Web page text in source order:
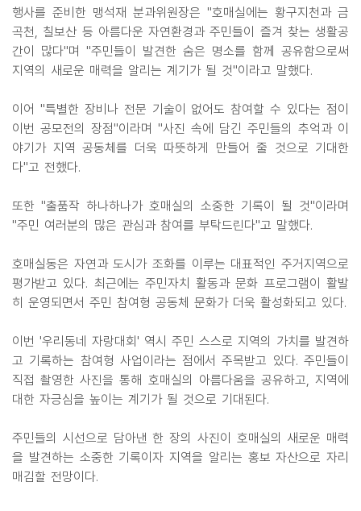
행사를 준비한 맹석재 분과위원장은 "호매실에는 황구지천과 금
곡천, 칠보산 등 아름다운 자연환경과 주민들이 즐겨 찾는 생활공
간이 많다"며 "주민들이 발견한 숨은 명소를 함께 공유함으로써
지역의 새로운 매력을 알리는 계기가 될 것"이라고 말했다.
이어 "특별한 장비나 전문 기술이 없어도 참여할 수 있다는 점이
이번 공모전의 장점"이라며 "사진 속에 담긴 주민들의 추억과 이
야기가 지역 공동체를 더욱 따뜻하게 만들어 줄 것으로 기대한
다"고 전했다.
또한 "출품작 하나하나가 호매실의 소중한 기록이 될 것"이라며
"주민 여러분의 많은 관심과 참여를 부탁드린다"고 말했다.
호매실동은 자연과 도시가 조화를 이루는 대표적인 주거지역으로
평가받고 있다. 최근에는 주민자치 활동과 문화 프로그램이 활발
히 운영되면서 주민 참여형 공동체 문화가 더욱 활성화되고 있다.
이번 '우리동네 자랑대회' 역시 주민 스스로 지역의 가치를 발견하
고 기록하는 참여형 사업이라는 점에서 주목받고 있다. 주민들이
직접 촬영한 사진을 통해 호매실의 아름다움을 공유하고, 지역에
대한 자긍심을 높이는 계기가 될 것으로 기대된다.
주민들의 시선으로 담아낸 한 장의 사진이 호매실의 새로운 매력
을 발견하는 소중한 기록이자 지역을 알리는 홍보 자산으로 자리
매김할 전망이다.